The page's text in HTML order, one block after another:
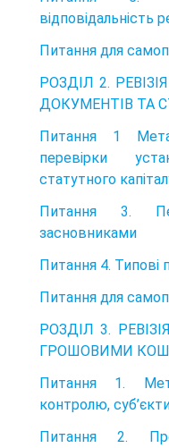
відповідальність
Питання для
РОЗДІЛ 2.
ДОКУМЕНТІВ ТА
Питання 1
перевірки
статутного
Питання 3.
засновниками
Питання 4. Типові
Питання для
РОЗДІЛ 3.
ГРОШОВИМИ
Питання 1.
контролю,
Питання 2.